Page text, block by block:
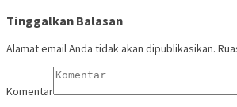
Tinggalkan Balasan
Alamat email Anda tidak akan dipublikasikan.
Komentar